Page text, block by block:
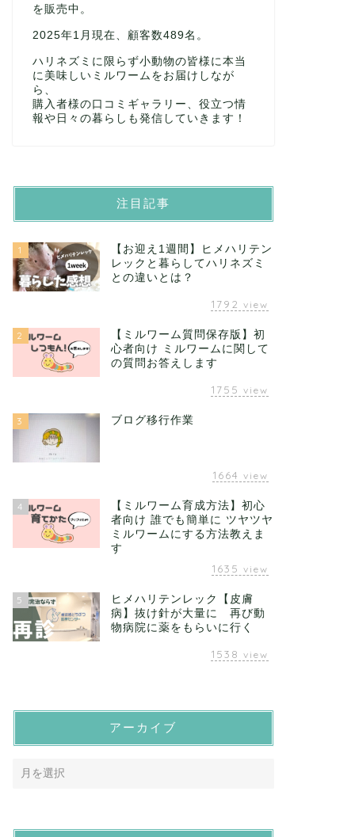
を販売中。
2025年1月現在、顧客数489名。
ハリネズミに限らず小動物の皆様に本当
に美味しいミルワームをお届けしなが
ら、
購入者様の口コミギャラリー、役立つ情
報や日々の暮らしも発信していきます！
注目記事
1
【お迎え1週間】ヒメハリテン
レックと暮らしてハリネズミ
との違いとは？
1792 view
2
【ミルワーム質問保存版】初
心者向け ミルワームに関して
の質問お答えします
1755 view
3 ブログ移行作業
1664 view
4
【ミルワーム育成方法】初心
者向け 誰でも簡単に ツヤツヤ
ミルワームにする方法教えま
す
1635 view
5
ヒメハリテンレック【皮膚
病】抜け針が大量に 再び動
物病院に薬をもらいに行く
1538 view
アーカイブ